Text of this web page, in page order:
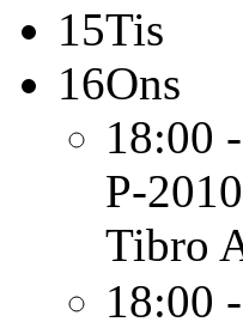
15Tis
16Ons
18:00
P-2010
Tibro
18:00